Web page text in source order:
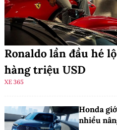
Ronaldo lần đầu hé
hàng triệu USD
XE 365
Honda
nhiều